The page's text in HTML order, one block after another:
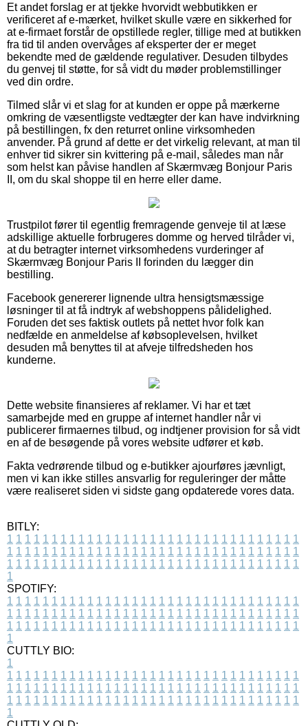
Et andet forslag er at tjekke hvorvidt webbutikken er
verificeret af e-mærket, hvilket skulle være en sikkerhed for
at e-firmaet forstår de opstillede regler, tillige med at butikken
fra tid til anden overvåges af eksperter der er meget
bekendte med de gældende regulativer. Desuden tilbydes
du genvej til støtte, for så vidt du møder problemstillinger
ved din ordre.
Tilmed slår vi et slag for at kunden er oppe på mærkerne
omkring de væsentligste vedtægter der kan have indvirkning
på bestillingen, fx den returret online virksomheden
anvender. På grund af dette er det virkelig relevant, at man til
enhver tid sikrer sin kvittering på e-mail, således man når
som helst kan påvise handlen af Skærmvæg Bonjour Paris
II, om du skal shoppe til en herre eller dame.
Trustpilot fører til egentlig fremragende genveje til at læse
adskillige aktuelle forbrugeres domme og herved tilråder vi,
at du betragter internet virksomhedens vurderinger af
Skærmvæg Bonjour Paris II forinden du lægger din
bestilling.
Facebook genererer lignende ultra hensigtsmæssige
løsninger til at få indtryk af webshoppens pålidelighed.
Foruden det ses faktisk outlets på nettet hvor folk kan
nedfælde en anmeldelse af købsoplevelsen, hvilket
desuden må benyttes til at afveje tilfredsheden hos
kunderne.
Dette website finansieres af reklamer. Vi har et tæt
samarbejde med en gruppe af internet handler når vi
publicerer firmaernes tilbud, og indtjener provision for så vidt
en af de besøgende på vores website udfører et køb.
Fakta vedrørende tilbud og e-butikker ajourføres jævnligt,
men vi kan ikke stilles ansvarlig for reguleringer der måtte
være realiseret siden vi sidste gang opdaterede vores data.
BITLY:
1 1 1 1 1 1 1 1 1 1 1 1 1 1 1 1 1 1 1 1 1 1 1 1 1 1 1 1 1 1 1 1 1
1 1 1 1 1 1 1 1 1 1 1 1 1 1 1 1 1 1 1 1 1 1 1 1 1 1 1 1 1 1 1 1 1
1 1 1 1 1 1 1 1 1 1 1 1 1 1 1 1 1 1 1 1 1 1 1 1 1 1 1 1 1 1 1 1 1
1
SPOTIFY:
1 1 1 1 1 1 1 1 1 1 1 1 1 1 1 1 1 1 1 1 1 1 1 1 1 1 1 1 1 1 1 1 1
1 1 1 1 1 1 1 1 1 1 1 1 1 1 1 1 1 1 1 1 1 1 1 1 1 1 1 1 1 1 1 1 1
1 1 1 1 1 1 1 1 1 1 1 1 1 1 1 1 1 1 1 1 1 1 1 1 1 1 1 1 1 1 1 1 1
1
CUTTLY BIO:
1
1 1 1 1 1 1 1 1 1 1 1 1 1 1 1 1 1 1 1 1 1 1 1 1 1 1 1 1 1 1 1 1 1
1 1 1 1 1 1 1 1 1 1 1 1 1 1 1 1 1 1 1 1 1 1 1 1 1 1 1 1 1 1 1 1 1
1 1 1 1 1 1 1 1 1 1 1 1 1 1 1 1 1 1 1 1 1 1 1 1 1 1 1 1 1 1 1 1 1
1